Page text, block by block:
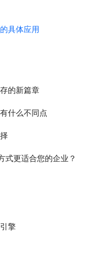
具体应用
的新篇章
什么不同点
式更适合您的企业？
擎